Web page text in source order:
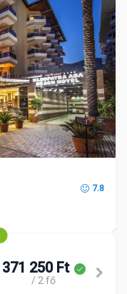
7.8
371 250 Ft
/ 2 fő